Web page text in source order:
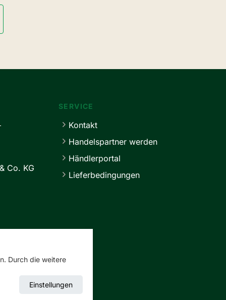
Co. KG
SERVICE
Kontakt
Handelspartner werden
Händlerportal
Lieferbedingungen
Durch die weitere
Einstellungen